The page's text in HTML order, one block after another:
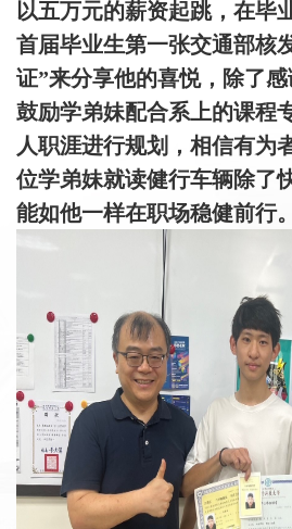
以五万元的薪资起跳，在毕
首届毕业生第一张交通部核
证”来分享他的喜悦，除了
鼓励学弟妹配合系上的课程
人职涯进行规划，相信有为
位学弟妹就读健行车辆除了
能如他一样在职场稳健前行。